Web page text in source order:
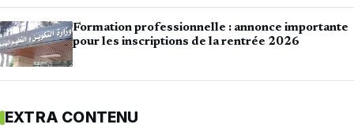
Formation professionnelle : annonce importante
pour les inscriptions de la rentrée 2026
EXTRA CONTENU